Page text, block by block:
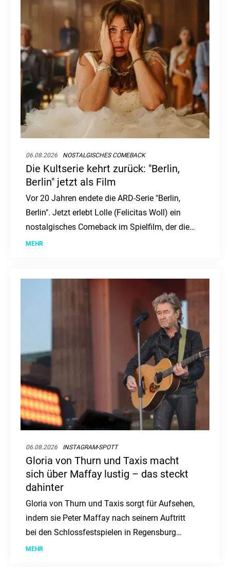
06.08.2026 NOSTALGISCHES COMEBACK
Die Kultserie kehrt zurück: "Berlin,
Berlin" jetzt als Film
Vor 20 Jahren endete die ARD-Serie "Berlin,
Berlin". Jetzt erlebt Lolle (Felicitas Woll) ein
nostalgisches Comeback im Spielfilm, der die
Fans erneut in ihren Bann zieht.
MEHR
06.08.2026 INSTAGRAM-SPOTT
Gloria von Thurn und Taxis macht
sich über Maffay lustig – das steckt
dahinter
Gloria von Thurn und Taxis sorgt für Aufsehen,
indem sie Peter Maffay nach seinem Auftritt
bei den Schlossfestspielen in Regensburg
parodiert. Der Musiker hatte dort eine Botschaft
MEHR